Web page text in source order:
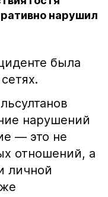
нарушил
была
нарушений
— это не
отношений, а
личной